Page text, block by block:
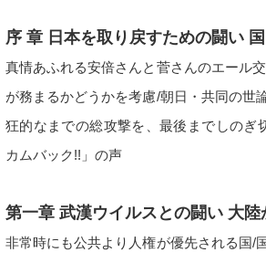
序 章 日本を取り戻すための闘い
真情あふれる安倍さんと菅さんのエール
が務まるかどうかを考慮/朝日・共同の世
狂的なまでの総攻撃を、最後までしのぎ
カムバック!!」の声
第一章 武漢ウイルスとの闘い 大
非常時にも公共より人権が優先される国/